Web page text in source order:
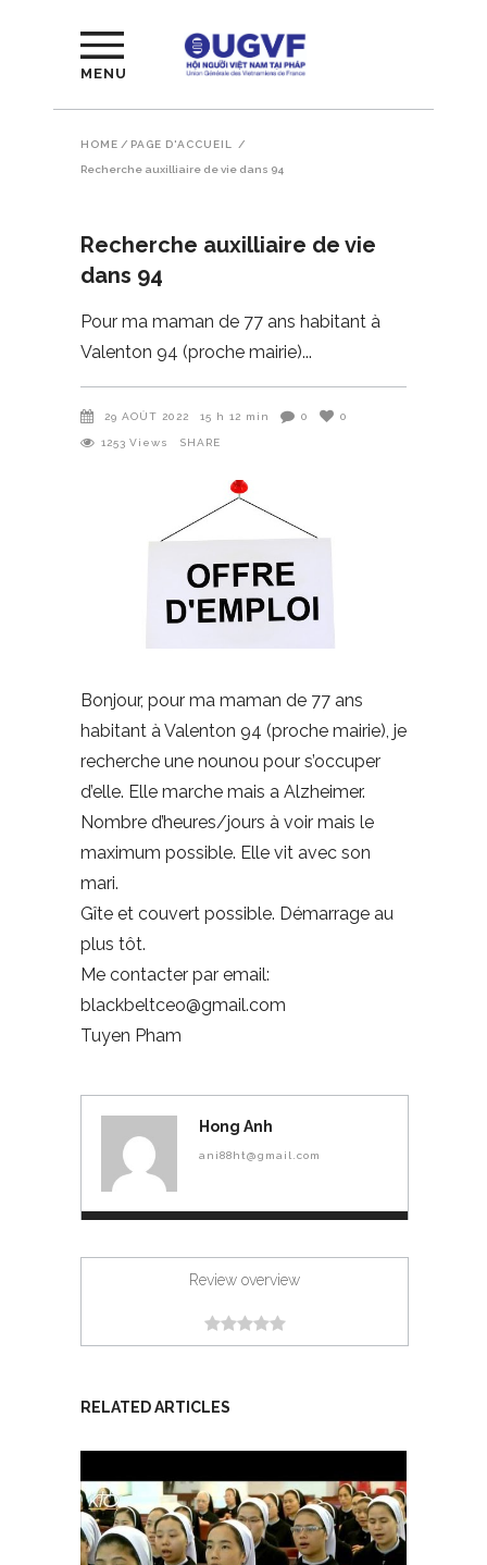
MENU
HOME / PAGE D'ACCUEIL /
Recherche auxilliaire de vie dans 94
Recherche auxilliaire de vie
dans 94
Pour ma maman de 77 ans habitant à
Valenton 94 (proche mairie)
29 AOÛT 2022 15 h 12 min 0 0
1253 Views SHARE
Bonjour, pour ma maman de 77 ans
habitant à Valenton 94 (proche mairie), je
recherche une nounou pour s’occuper
d’elle. Elle marche mais a Alzheimer.
Nombre d’heures/jours à voir mais le
maximum possible. Elle vit avec son
mari.
Gîte et couvert possible. Démarrage au
plus tôt.
Me contacter par email:
blackbeltceo@gmail.com
Tuyen Pham
Hong Anh
ani88ht@gmail.com
Review overview
RELATED ARTICLES